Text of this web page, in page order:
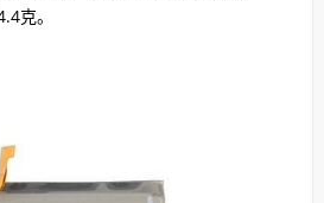
克。